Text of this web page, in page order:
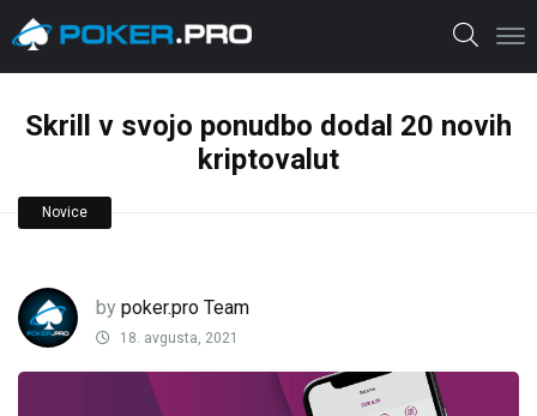
Skrill v svojo ponudbo dodal 20 novih
kriptovalut
Novice
by poker.pro Team
18. avgusta, 2021